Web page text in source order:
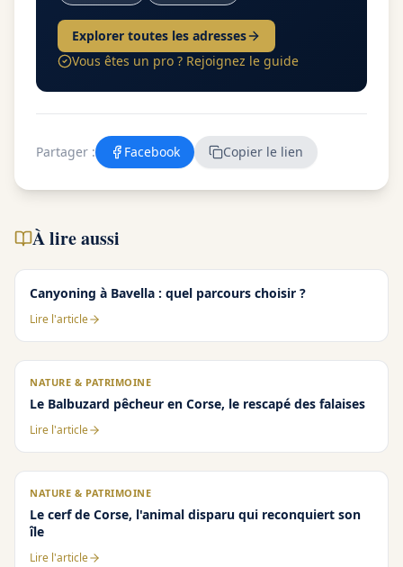
Explorer toutes les adresses
Vous êtes un pro ? Rejoignez le guide
Partager : Facebook Copier le lien
À lire aussi
Canyoning à Bavella : quel parcours choisir ?
Lire l'article
NATURE & PATRIMOINE
Le Balbuzard pêcheur en Corse, le rescapé des falaises
Lire l'article
NATURE & PATRIMOINE
Le cerf de Corse, l'animal disparu qui reconquiert son
île
Lire l'article